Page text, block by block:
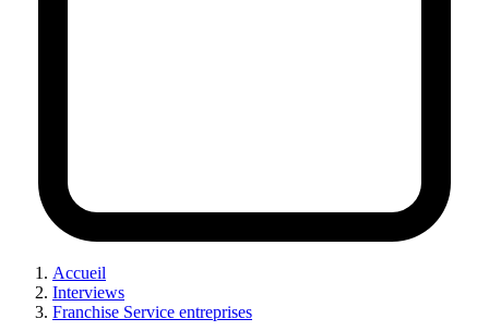
Accueil
Interviews
Franchise Service entreprises